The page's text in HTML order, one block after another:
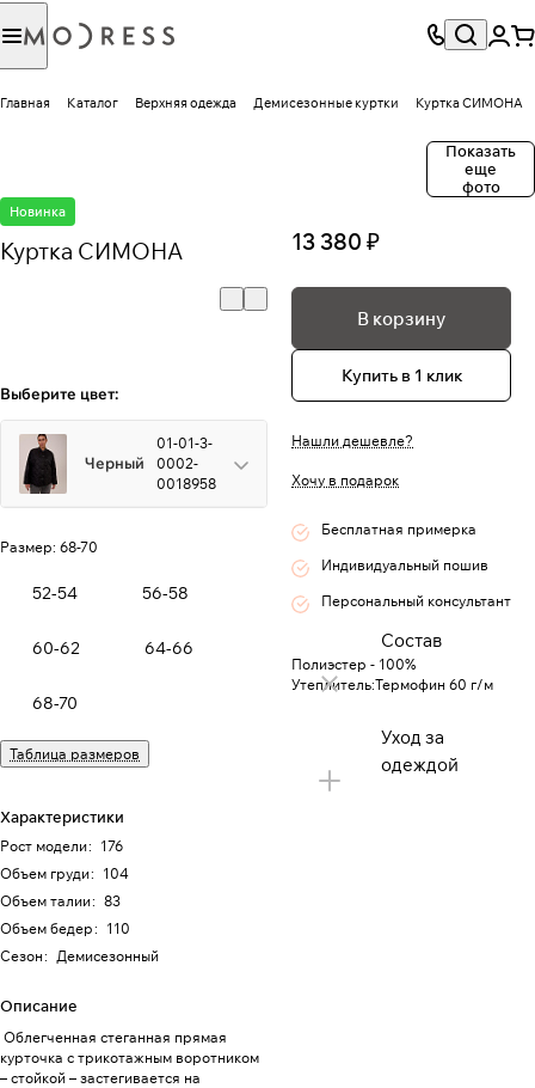
Главная Каталог Верхняя одежда Демисезонные куртки Куртка СИМОНА
Показать
еще
фото
Новинка
Куртка СИМОНА
Выберите цвет:
Черный
01-01-3-
0002-
0018958
Размер: 68-70
52-54 56-58
60-62 64-66
68-70
Таблица размеров
Характеристики
Рост модели: 176
Объем груди: 104
Объем талии: 83
Объем бедер: 110
Сезон: Демисезонный
Описание
Облегченная стеганная прямая
курточка с трикотажным воротником
– стойкой – застегивается на
13 380 ₽
В корзину
Купить в 1 клик
Нашли дешевле?
Хочу в подарок
Бесплатная примерка
Индивидуальный пошив
Персональный консультант
Состав
Полиэстер - 100%
Утеплитель:Термофин 60 г/м
Уход за
одеждой